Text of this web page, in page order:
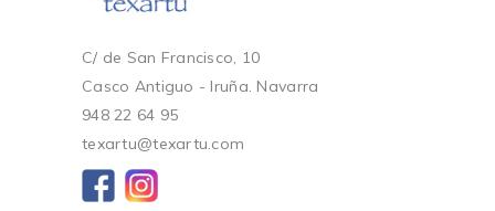
C/ de San Francisco, 10
Casco Antiguo - Iruña. Navarra
948 22 64 95
texartu@texartu.com